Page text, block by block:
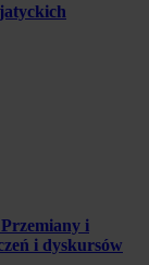
Przemiany i
i dyskursów